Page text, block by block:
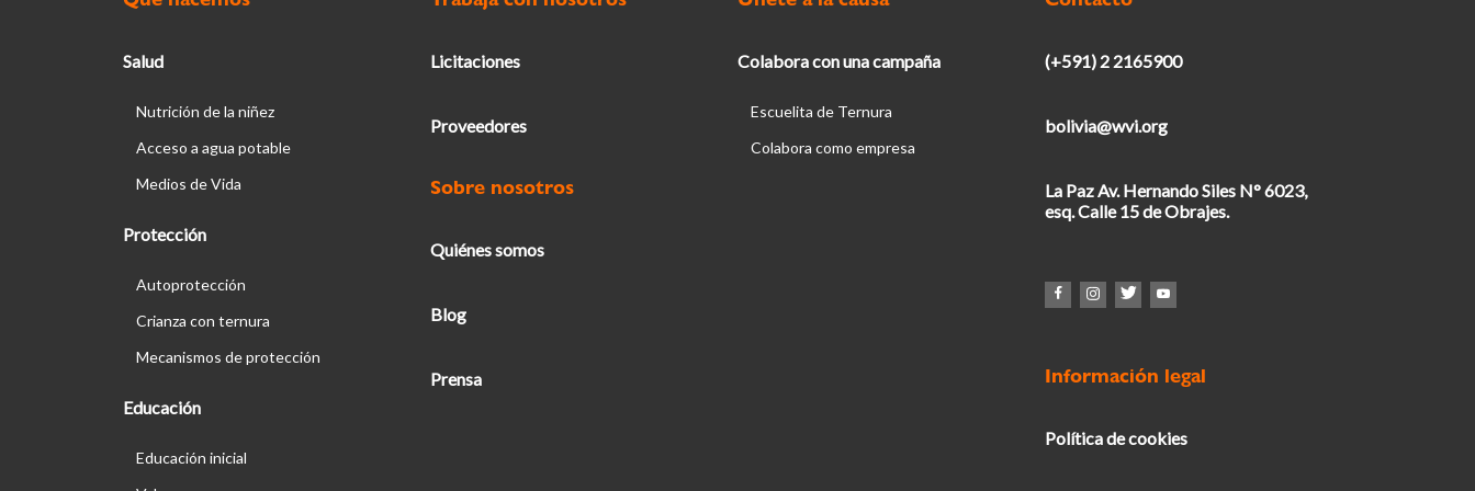
Salud
Nutrición de la niñez
Acceso a agua potable
Medios de Vida
Protección
Autoprotección
Crianza con ternura
Mecanismos de protección
Educación
Educación inicial
Licitaciones
Proveedores
Sobre nosotros
Quiénes somos
Blog
Prensa
Colabora con una campaña
Escuelita de Ternura
Colabora como empresa
(+591) 2 2165900
bolivia@wvi.org
La Paz Av. Hernando Siles N° 6023,
esq. Calle 15 de Obrajes.
Información legal
Política de cookies